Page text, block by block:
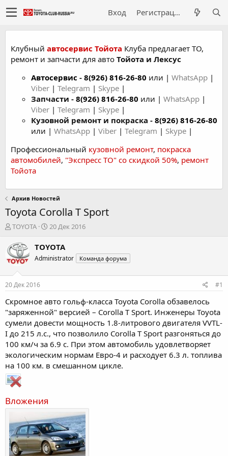
Вход Регистрация
Клубный автосервис Тойота Клуба предлагает ТО,
ремонт и запчасти для авто Тойота и Лексус
Автосервис - 8(926) 816-26-80 или | WhatsApp |
Viber | Telegram | Skype |
Запчасти - 8(926) 816-26-80 или | WhatsApp |
Viber | Telegram | Skype |
Кузовной ремонт и покраска - 8(926) 816-26-80
или | WhatsApp | Viber | Telegram | Skype |
Профессиональный кузовной ремонт, покраска
автомобилей, "Экспресс ТО" со скидкой 50%, ремонт
Тойота
Архив Новостей
Toyota Corolla T Sport
А
т
о
р
м
ы
TOYOTA
Д
т
н
л
а
20 Дек 2016
TOYOTA
Administrator Команда форума
20 Дек 2016 #1
Скромное авто гольф-класса Toyota Corolla обзавелось
"заряженной" версией – Corolla T Sport. Инженеры Toyota
сумели довести мощность 1.8-литрового двигателя VVTL-
I до 215 л.с., что позволило Corolla T Sport разгоняться до
100 км/ч за 6.9 с. При этом автомобиль удовлетворяет
экологическим нормам Евро-4 и расходует 6.3 л. топлива
на 100 км. в смешанном цикле.
Вложения